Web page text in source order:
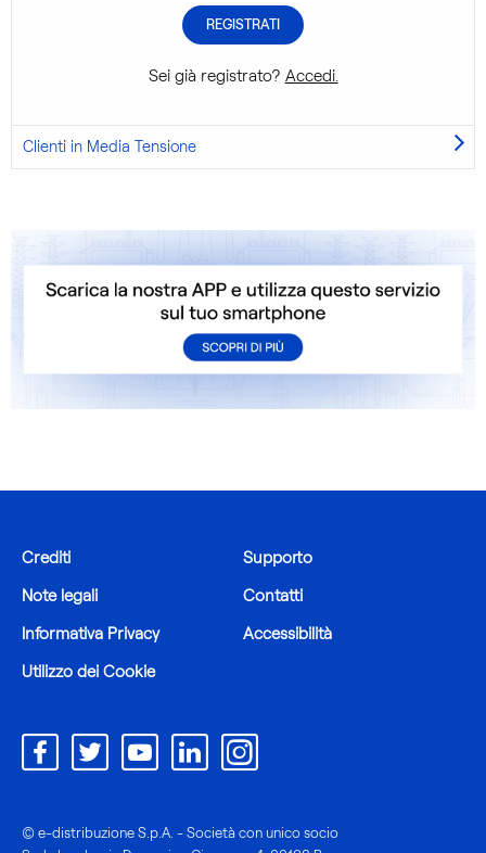
REGISTRATI
Sei già registrato? Accedi.
Clienti in Media Tensione
© e-distribuzione S.p.A. - Società con unico socio
Crediti
Note legali
Informativa Privacy
Utilizzo dei Cookie
Supporto
Contatti
Accessibilità